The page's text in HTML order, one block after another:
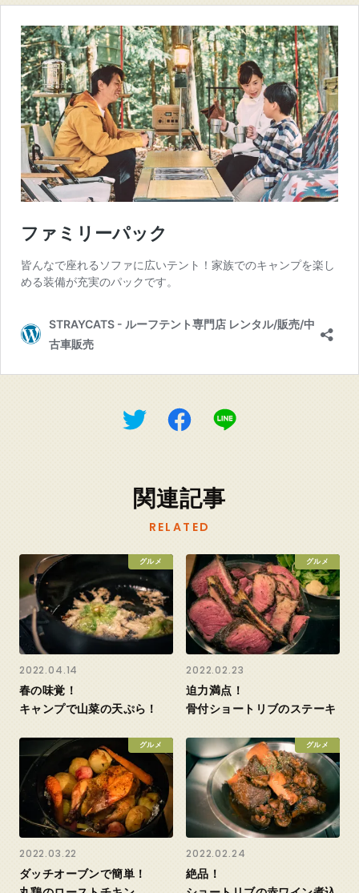
関連記事
RELATED
グルメ
2022.04.14
春の味覚！
キャンプで山菜の天ぷら！
グルメ
2022.02.23
迫力満点！
骨付ショートリブのステーキ
グルメ
2022.03.22
ダッチオーブンで簡単！
グルメ
2022.02.24
絶品！